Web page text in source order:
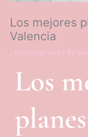
Los mejores
Valencia
/ Uncategorized / By
Los